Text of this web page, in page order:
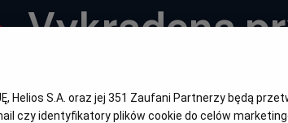
Vykradena
Ruslan i
pryntsesa: Ruslan i Liudmyla Gatunek
Animowany
Helios S.A. oraz jej 351 Zaufani Partnerzy będą
czy identyfikatory plików cookie do celów